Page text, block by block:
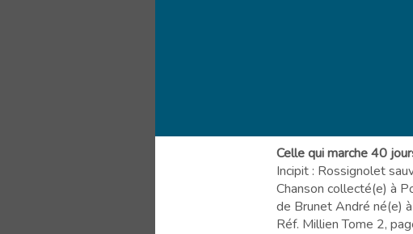
Celle qui marche 40
Incipit : Rossignolet
Chanson collecté(e) à
de Brunet André né(e)
Réf. Millien Tome 2,